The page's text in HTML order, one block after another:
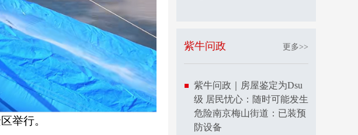
举行。
紫牛问政 更多>>
紫牛问政｜房屋鉴定为Dsu
级 居民忧心：随时可能发生
危险南京梅山街道：已装预
防设备